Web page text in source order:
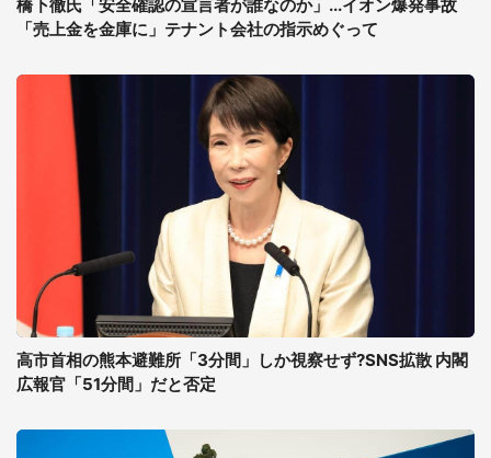
橋下徹氏「安全確認の宣言者が誰なのか」...イオン爆発事故
「売上金を金庫に」テナント会社の指示めぐって
高市首相の熊本避難所「3分間」しか視察せず?SNS拡散 内閣
広報官「51分間」だと否定